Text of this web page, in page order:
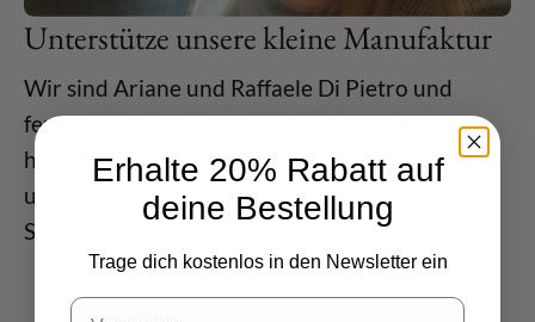
Unterstütze unsere kleine Manufaktur
Wir sind Ariane und Raffaele Di Pietro und
fertigen nahe dem Chiemsee seit 2014
handgemachten Naturschmuck. Mit viel Liebe
und hochwertigen Materialien entsteht jedes
Stück als einzigartiges Unikat.
Erhalte 20% Rabatt auf
deine Bestellung
Trage dich kostenlos in den Newsletter ein
Vorname